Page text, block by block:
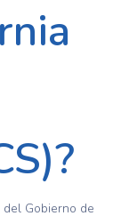
Gobierno de